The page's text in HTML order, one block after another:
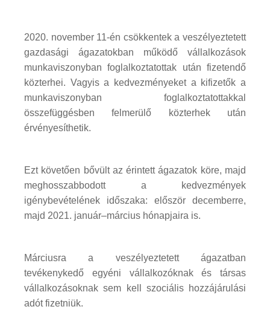
2020. november 11-én csökkentek a veszélyeztetett
gazdasági ágazatokban működő vállalkozások
munkaviszonyban foglalkoztatottak után fizetendő
közterhei. Vagyis a kedvezményeket a kifizetők a
munkaviszonyban foglalkoztatottakkal
összefüggésben felmerülő közterhek után
érvényesíthetik.
Ezt követően bővült az érintett ágazatok köre, majd
meghosszabbodott a kedvezmények
igénybevételének időszaka: először decemberre,
majd 2021. január–március hónapjaira is.
Márciusra a veszélyeztetett ágazatban
tevékenykedő egyéni vállalkozóknak és társas
vállalkozásoknak sem kell szociális hozzájárulási
adót fizetniük.